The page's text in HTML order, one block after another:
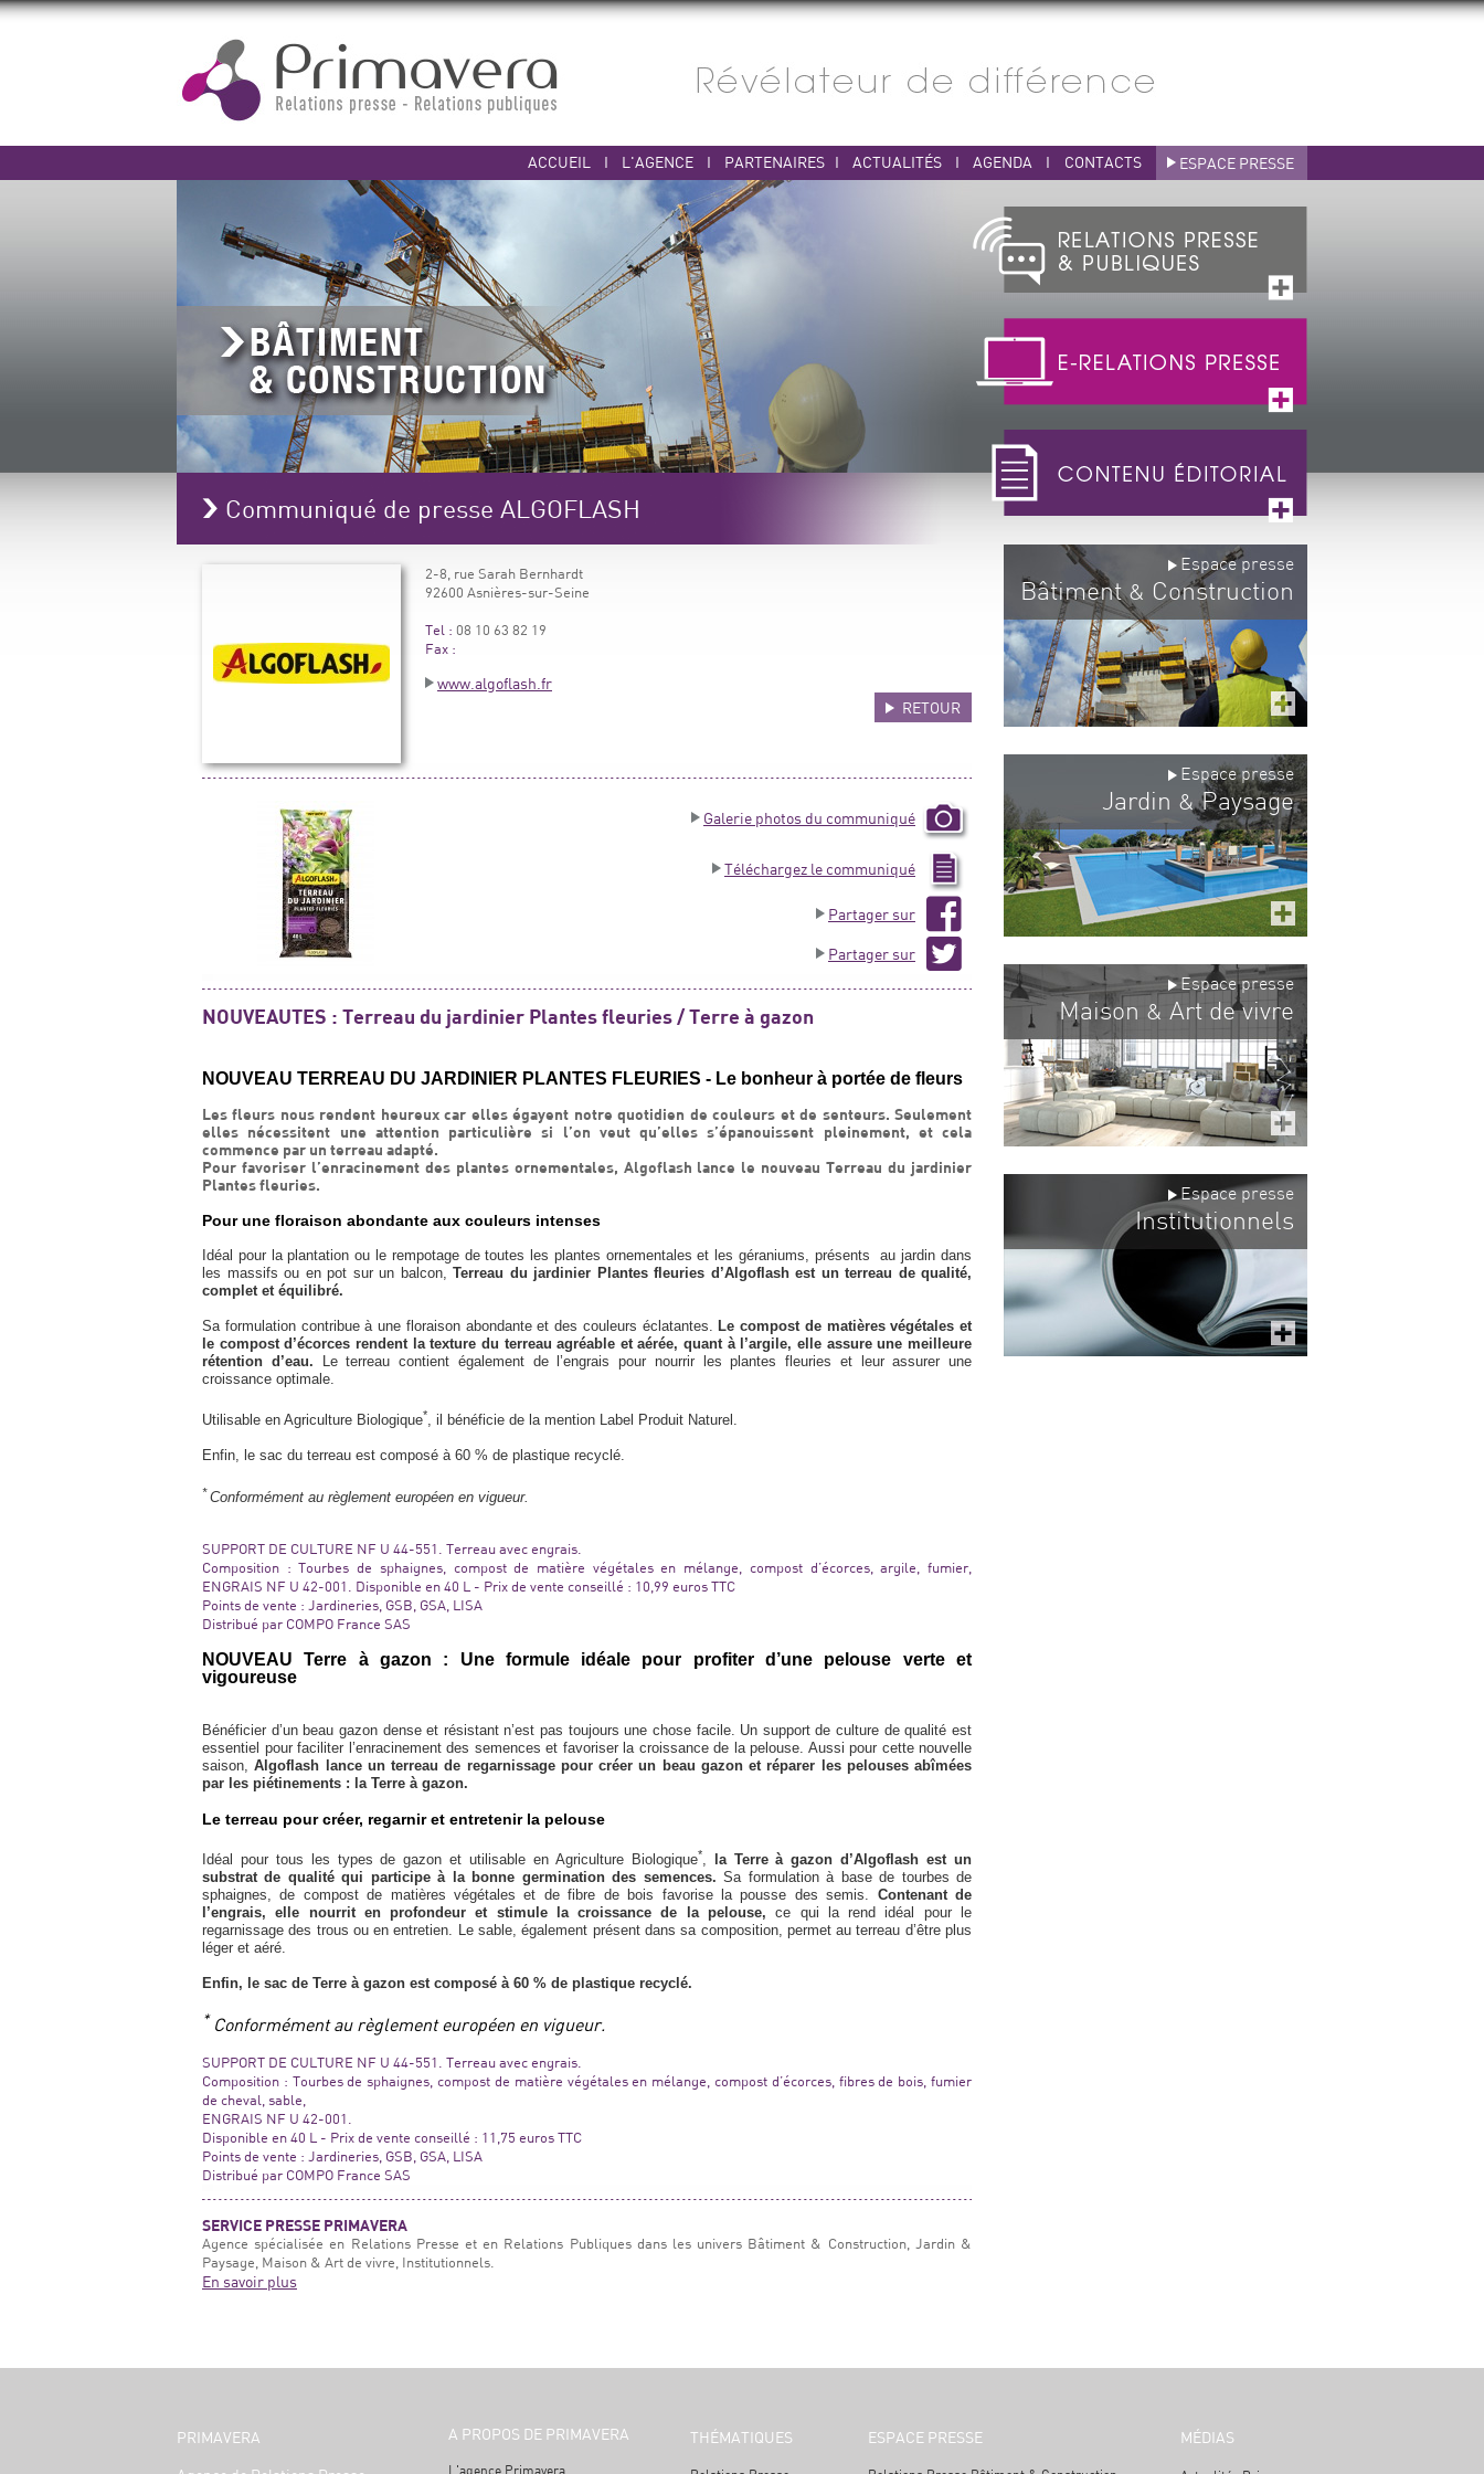
ACCUEIL I L'AGENCE I PARTENAIRES I ACTUALITÉS I AGENDA I CONTACTS ESPACE PRESSE
Communiqué de presse ALGOFLASH
2-8, rue Sarah Bernhardt
92600 Asnières-sur-Seine
Tel : 08 10 63 82 19
Fax :
www.algoflash.fr
RETOUR
Galerie photos du communiqué
Téléchargez le communiqué
Partager sur
Partager sur
NOUVEAUTES : Terreau du jardinier Plantes fleuries / Terre à gazon
NOUVEAU TERREAU DU JARDINIER PLANTES FLEURIES - Le bonheur à portée de fleurs
Les fleurs nous rendent heureux car elles égayent notre quotidien de couleurs et de senteurs. Seulement
elles nécessitent une attention particulière si l’on veut qu’elles s’épanouissent pleinement, et cela
commence par un terreau adapté.
Pour favoriser l’enracinement des plantes ornementales, Algoflash lance le nouveau Terreau du jardinier
Plantes fleuries.
Pour une floraison abondante aux couleurs intenses
Idéal pour la plantation ou le rempotage de toutes les plantes ornementales et les géraniums, présents au jardin dans
les massifs ou en pot sur un balcon, Terreau du jardinier Plantes fleuries d’Algoflash est un terreau de qualité,
complet et équilibré.
Sa formulation contribue à une floraison abondante et des couleurs éclatantes. Le compost de matières végétales et
le compost d’écorces rendent la texture du terreau agréable et aérée, quant à l’argile, elle assure une meilleure
rétention d’eau. Le terreau contient également de l’engrais pour nourrir les plantes fleuries et leur assurer une
croissance optimale.
Utilisable en Agriculture Biologique*, il bénéficie de la mention Label Produit Naturel.
Enfin, le sac du terreau est composé à 60 % de plastique recyclé.
*Conformément au règlement européen en vigueur.
SUPPORT DE CULTURE NF U 44-551. Terreau avec engrais.
Composition : Tourbes de sphaignes, compost de matière végétales en mélange, compost d’écorces, argile, fumier,
ENGRAIS NF U 42-001. Disponible en 40 L - Prix de vente conseillé : 10,99 euros TTC
Points de vente : Jardineries, GSB, GSA, LISA
Distribué par COMPO France SAS
NOUVEAU Terre à gazon : Une formule idéale pour profiter d’une pelouse verte et
vigoureuse
Bénéficier d’un beau gazon dense et résistant n’est pas toujours une chose facile. Un support de culture de qualité est
essentiel pour faciliter l’enracinement des semences et favoriser la croissance de la pelouse. Aussi pour cette nouvelle
saison,Algoflash lance un terreau de regarnissage pour créer un beau gazon et réparer les pelouses abîmées
par les piétinements : la Terre à gazon.
Le terreau pour créer, regarnir et entretenir la pelouse
Idéal pour tous les types de gazon et utilisable en Agriculture Biologique*,
la Terre à gazon d’Algoflash est un
substrat de qualité qui participe à la bonne germination des semences. Sa formulation à base de tourbes de
sphaignes, de compost de matières végétales et de fibre de bois favorise la pousse des semis. Contenant de
l’engrais, elle nourrit en profondeur et stimule la croissance de la pelouse, ce qui la rend idéal pour le
regarnissage des trous ou en entretien. Le sable, également présent dans sa composition, permet au terreau d’être plus
léger et aéré.
Enfin, le sac de Terre à gazon est composé à 60 % de plastique recyclé.
*Conformément au règlement européen en vigueur.
SUPPORT DE CULTURE NF U 44-551. Terreau avec engrais.
Composition : Tourbes de sphaignes, compost de matière végétales en mélange, compost d’écorces, fibres de bois, fumier
de cheval, sable,
ENGRAIS NF U 42-001.
Disponible en 40 L - Prix de vente conseillé : 11,75 euros TTC
Points de vente : Jardineries, GSB, GSA, LISA
Distribué par COMPO France SAS
SERVICE PRESSE PRIMAVERA
Agence spécialisée en Relations Presse et en Relations Publiques dans les univers Bâtiment & Construction, Jardin &
Paysage, Maison & Art de vivre, Institutionnels.
En savoir plus
Espace presse
Bâtiment& Construction
Espace presse
Jardin &Paysage
Espace presse
Maison & Art de vivre
Espace presse
Institutionnels
PRIMAVERA
A PROPOS DE PRIMAVERA
L'agence Primavera
THÉMATIQUES ESPACE PRESSE MÉDIAS